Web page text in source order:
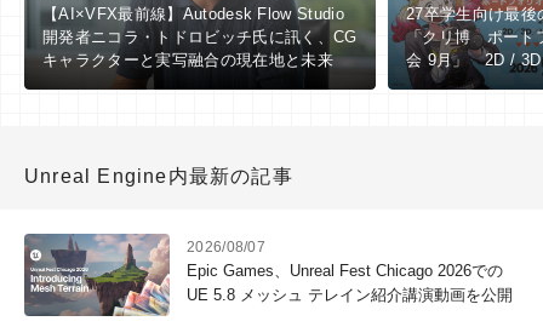
【AI×VFX最前線】Autodesk Flow Studio
開発者ニコラ・トドロビッチ氏に訊く、CG
キャラクターと実写融合の現在地と未来
27卒学生向け最
「クリ博 ポート
会 9月」 2D / 3D
向け ※9/1（火）
Unreal Engine内最新の記事
2026/08/07
Epic Games、Unreal Fest Chicago 2026での
UE 5.8 メッシュ テレイン紹介講演動画を公開